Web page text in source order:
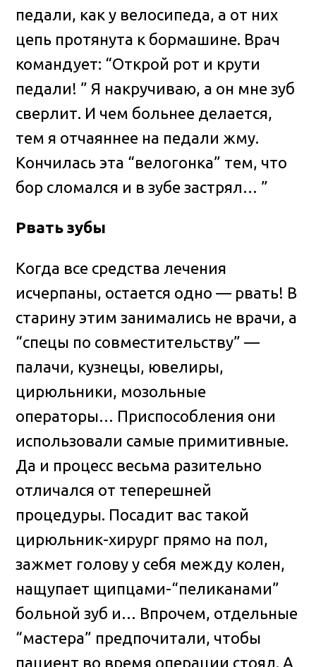
педали, как у велосипеда, а от них
цепь протянута к бормашине. Врач
командует: “Открой рот и крути
педали! ” Я накручиваю, а он мне зуб
сверлит. И чем больнее делается,
тем я отчаяннее на педали жму.
Кончилась эта “велогонка” тем, что
бор сломался и в зубе застрял… ”
Рвать зубы
Когда все средства лечения
исчерпаны, остается одно — рвать! В
старину этим занимались не врачи, а
“спецы по совместительству” —
палачи, кузнецы, ювелиры,
цирюльники, мозольные
операторы… Приспособления они
использовали самые примитивные.
Да и процесс весьма разительно
отличался от теперешней
процедуры. Посадит вас такой
цирюльник-хирург прямо на пол,
зажмет голову у себя между колен,
нащупает щипцами-“пеликанами”
больной зуб и… Впрочем, отдельные
“мастера” предпочитали, чтобы
пациент во время операции стоял. А